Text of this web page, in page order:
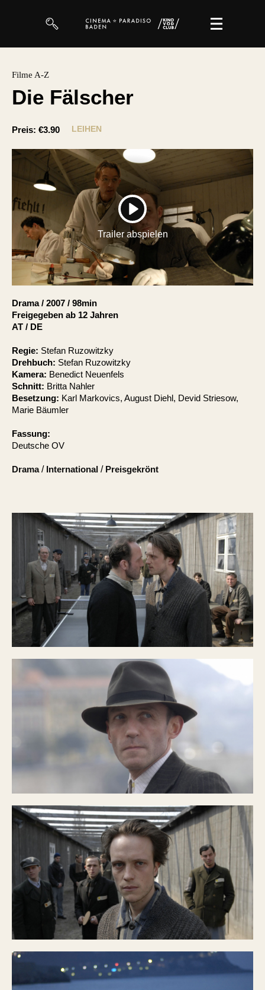
Magazin
So geht’s
Filmpakete
Gutscheine
& Filmpässe
Account
Filme A-Z
Die Fälscher
Preis: €3.90 LEIHEN
PLAY
Trailer abspielen
Drama / 2007 / 98min
Freigegeben ab 12 Jahren
AT / DE
Regie: Stefan Ruzowitzky
Drehbuch: Stefan Ruzowitzky
Kamera: Benedict Neuenfels
Schnitt: Britta Nahler
Besetzung: Karl Markovics, August Diehl, Devid Striesow,
Marie Bäumler
Fassung:
Deutsche OV
Drama/ International / Preisgekrönt